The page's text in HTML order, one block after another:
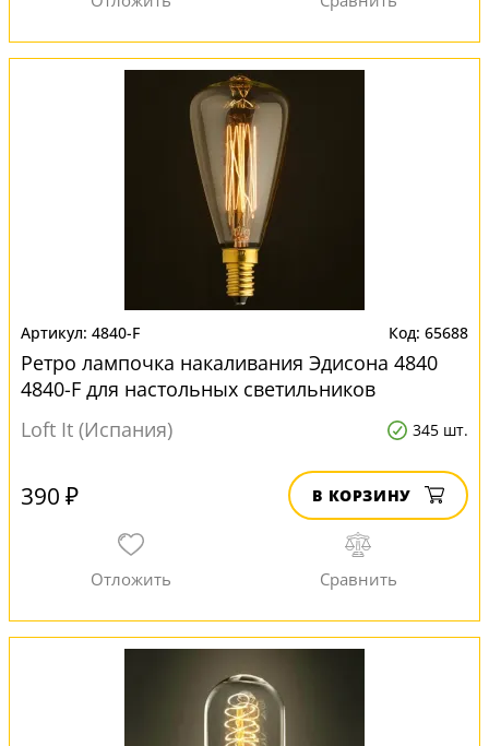
4840-F 65688
Ретро лампочка накаливания Эдисона 4840
4840-F для настольных светильников
Loft It (Испания)
345 шт.
390 ₽ В КОРЗИНУ